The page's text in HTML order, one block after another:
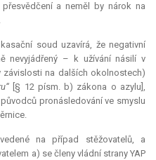
a neměl by nárok na
soud uzavírá, že negativní
nevyjádřený – k užívání násilí v
na dalších okolnostech)
[§ 12 písm. b) zákona o azylu],
pronásledování ve smyslu
na případ stěžovatelů, a
a) se členy vládní strany YAP